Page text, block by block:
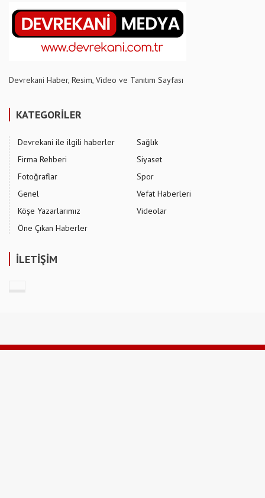
Devrekani Haber, Resim, Video ve Tanıtım Sayfası
KATEGORİLER
Devrekani ile ilgili haberler
Firma Rehberi
Fotoğraflar
Genel
Köşe Yazarlarımız
Öne Çıkan Haberler
Sağlık
Siyaset
Spor
Vefat Haberleri
Videolar
İLETİŞİM